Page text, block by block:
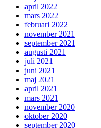
april 2022
mars 2022
februari 2022
november 2021
september 2021
augusti 2021
juli 2021
juni 2021
maj 2021
april 2021
mars 2021
november 2020
oktober 2020
september 2020